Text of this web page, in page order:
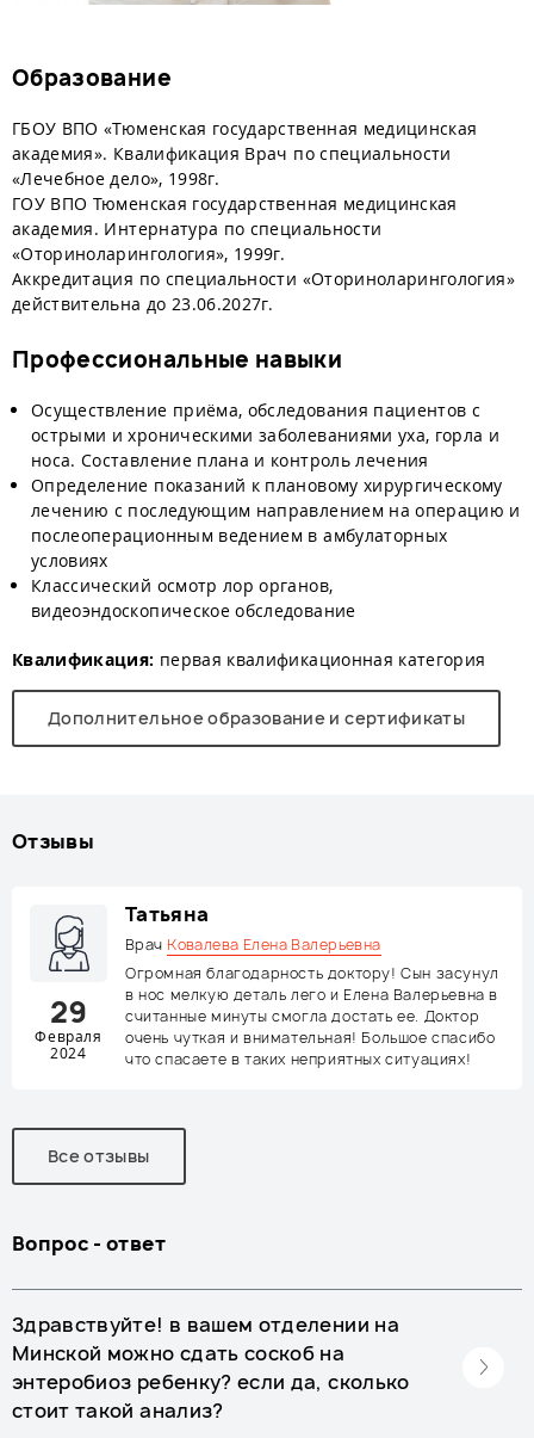
Образование
ГБОУ ВПО «Тюменская государственная медицинская
академия». Квалификация Врач по специальности
«Лечебное дело», 1998г.
ГОУ ВПО Тюменская государственная медицинская
академия. Интернатура по специальности
«Оториноларингология», 1999г.
Аккредитация по специальности «Оториноларингология»
действительна до 23.06.2027г.
Профессиональные навыки
Осуществление приёма, обследования пациентов с
острыми и хроническими заболеваниями уха, горла и
носа. Составление плана и контроль лечения
Определение показаний к плановому хирургическому
лечению с последующим направлением на операцию и
послеоперационным ведением в амбулаторных
условиях
Классический осмотр лор органов,
видеоэндоскопическое обследование
Квалификация: первая квалификационная категория
Дополнительное образование и сертификаты
Отзывы
29
Февраля
2024
Татьяна
Врач Ковалева Елена Валерьевна
Огромная благодарность доктору! Сын засунул
в нос мелкую деталь лего и Елена Валерьевна в
считанные минуты смогла достать ее. Доктор
очень чуткая и внимательная! Большое спасибо
что спасаете в таких неприятных ситуациях!
Все отзывы
Вопрос - ответ
Здравствуйте! в вашем отделении на
Минской можно сдать соскоб на
энтеробиоз ребенку? если да, сколько
стоит такой анализ?